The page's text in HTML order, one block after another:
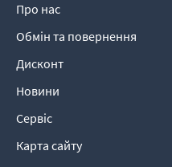
Про нас
Обмін та повернення
Дисконт
Новини
Сервіс
Карта сайту